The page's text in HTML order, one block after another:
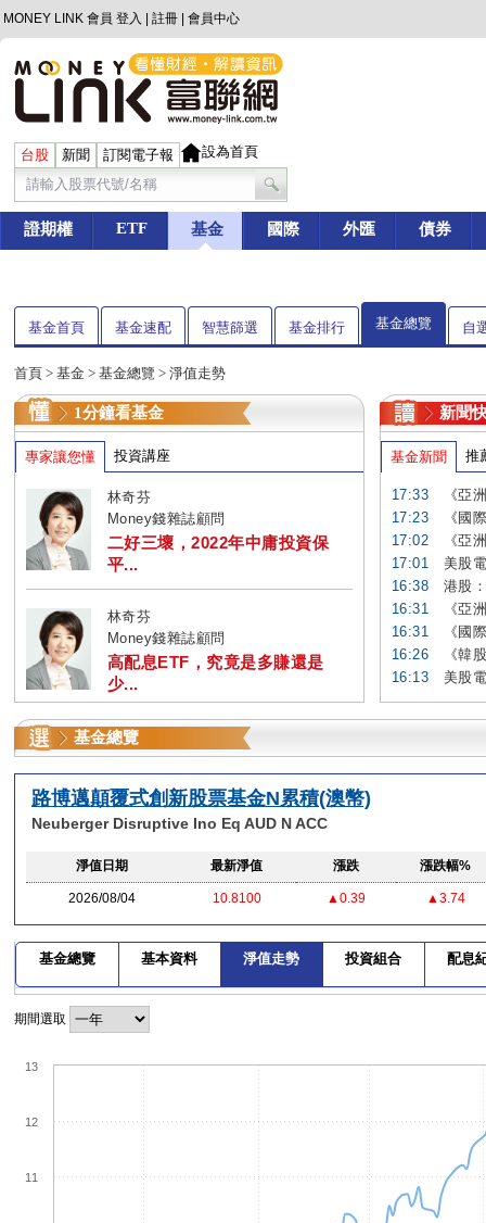
MONEY LINK 會員 登入 註冊 會員中心
台股 新聞 訂閱電子報 設為首頁
證期權 ETF 基金 國際 外匯 債券
基金首頁 基金速配 智慧篩選 基金排行 基金總覽 自
首頁 > 基金 > 基金總覽 > 淨值走勢
1分鐘看基金
專家讓您懂 投資講座
林奇芬
Money錢雜誌顧問
二好三壞，2022年中庸投資保
平...
林奇芬
Money錢雜誌顧問
高配息ETF，究竟是多賺還是
少...
新聞
基金新聞 推
17:33
《亞
17:23
《國
17:02
《亞
17:01
美股
16:38
港股
16:31
《亞
16:31
《國
16:26
《韓
16:13
美股
基金總覽
路博邁顛覆式創新股票基金N累積(澳幣)
Neuberger Disruptive Ino Eq AUD N ACC
淨值日期 最新淨值 漲跌 漲跌幅%
2026/08/04 10.8100 ▲0.39 ▲3.74
基金總覽 基本資料 淨值走勢 投資組合 配息
期間選取
11
12
13